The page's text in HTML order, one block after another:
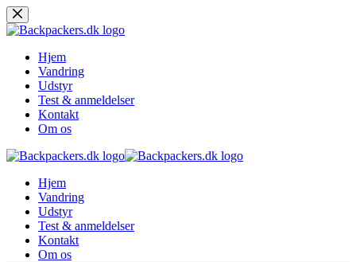
Skip
to
Hjem
Vandring
Udstyr
Test & anmeldelser
Kontakt
Om os
Hjem
Vandring
Udstyr
Test & anmeldelser
Kontakt
Om os